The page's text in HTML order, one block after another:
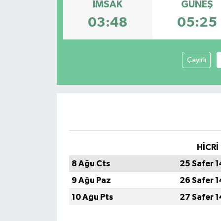
İMSAK
03:48
GÜNEŞ
05:25
Çayırlı
HİCRİ
8 Ağu Cts
25 Safer
9 Ağu Paz
26 Safer
10 Ağu Pts
27 Safer
KÜLTÜR&SANAT
ULUSAL HABERLER